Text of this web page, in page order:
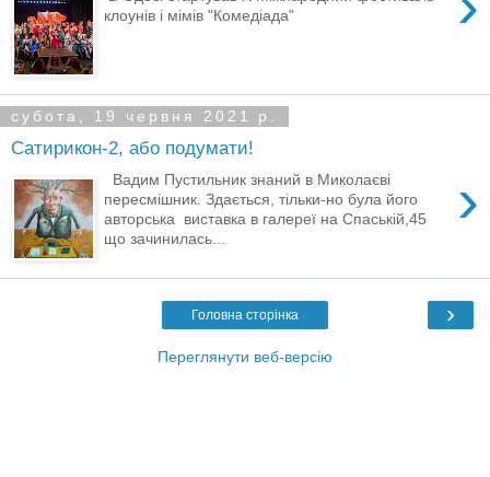
клоунів і мімів "Комедіада"
субота, 19 червня 2021 р.
Сатирикон-2, або подумати!
›
Вадим Пустильник знаний в Миколаєві
пересмішник. Здається, тільки-но була його
авторська виставка в галереї на Спаській,45
що зачинилась...
›
Головна сторінка
Переглянути веб-версію